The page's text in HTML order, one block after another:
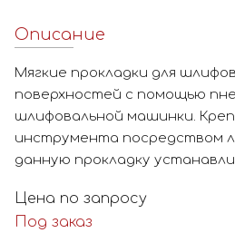
Описание
Мягкие прокладки для
поверхностей с помощью
шлифовальной машинки.
инструмента посредством
данную прокладку
Цена по запросу
Под заказ